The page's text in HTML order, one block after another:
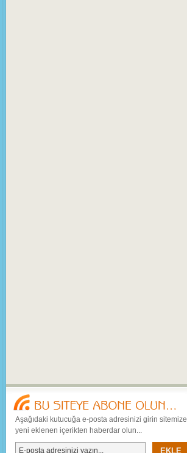
Aşağıdaki kutucuğa e-posta adresinizi girin sitemize
yeni eklenen içerikten haberdar olun...